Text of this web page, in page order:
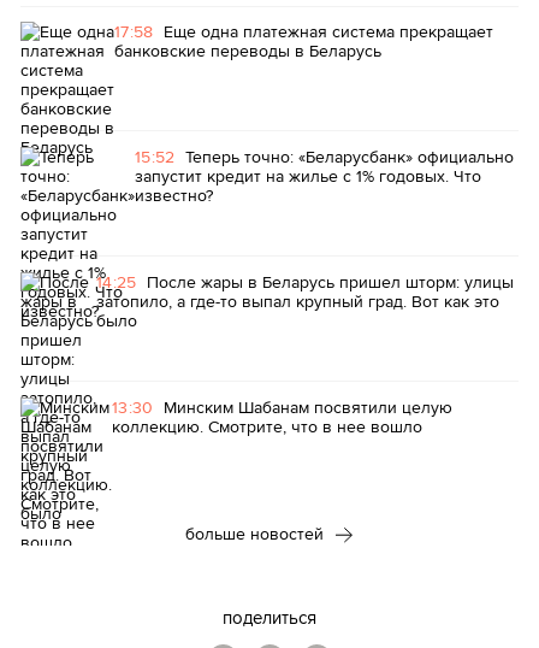
17:58 Еще одна платежная система прекращает
банковские переводы в Беларусь
15:52 Теперь точно: «Беларусбанк» официально
запустит кредит на жилье с 1% годовых. Что
известно?
14:25 После жары в Беларусь пришел шторм: улицы
затопило, а где-то выпал крупный град. Вот как это
было
13:30 Минским Шабанам посвятили целую
коллекцию. Смотрите, что в нее вошло
больше новостей
поделиться